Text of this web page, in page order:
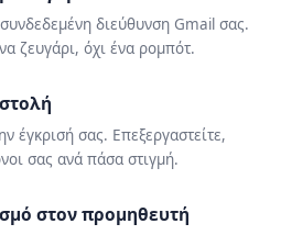
διεύθυνση Gmail σας.
ζευγάρι, όχι ένα ρομπότ.
έγκρισή σας. Επεξεργαστείτε,
σας ανά πάσα στιγμή.
στον προμηθευτή